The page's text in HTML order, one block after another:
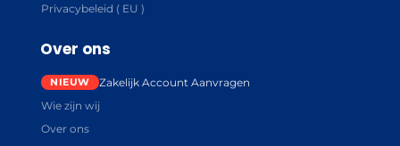
Privacybeleid ( EU )
Over ons
Zakelijk Account Aanvragen
Wie zijn wij
Over ons